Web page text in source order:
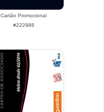
Cartão Promocional
#222988